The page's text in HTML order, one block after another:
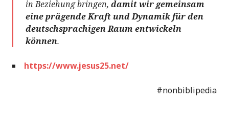
in Beziehung bringen, damit wir gemeinsam
eine prägende Kraft und Dynamik für den
deutschsprachigen Raum entwickeln
können.
https://www.jesus25.net/
#nonbiblipedia